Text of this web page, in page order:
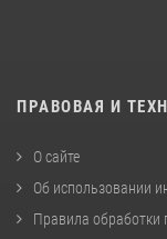
ПРАВОВАЯ И
О сайте
Об использовании
Правила обработки